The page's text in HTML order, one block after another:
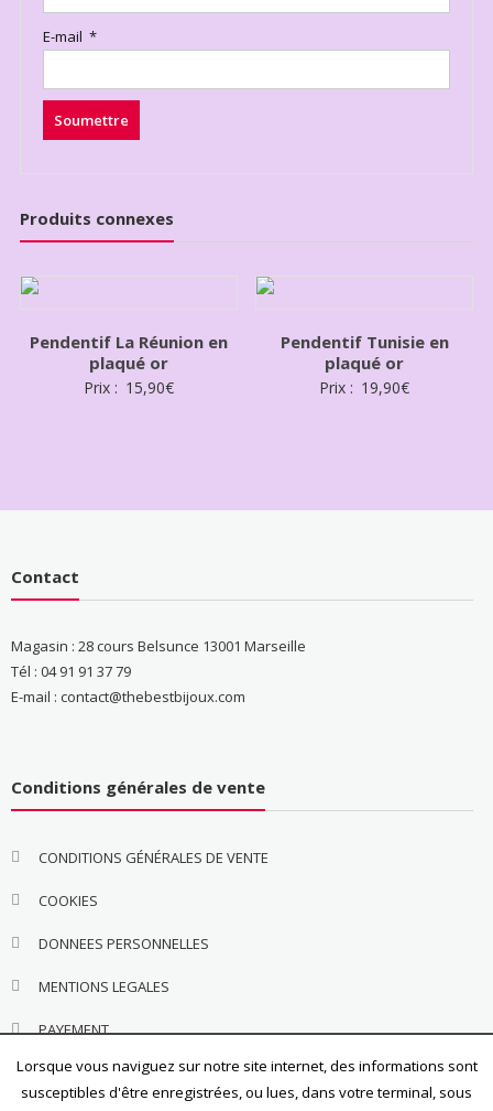
E-mail *
Produits connexes
Pendentif La Réunion en
plaqué or
Prix : 15,90€
Pendentif Tunisie en
plaqué or
Prix : 19,90€
Contact
Magasin : 28 cours Belsunce 13001 Marseille
Tél : 04 91 91 37 79
E-mail : contact@thebestbijoux.com
Conditions générales de vente
CONDITIONS GÉNÉRALES DE VENTE
COOKIES
DONNEES PERSONNELLES
MENTIONS LEGALES
PAYEMENT
Lorsque vous naviguez sur notre site internet, des informations sont
susceptibles d'être enregistrées, ou lues, dans votre terminal, sous